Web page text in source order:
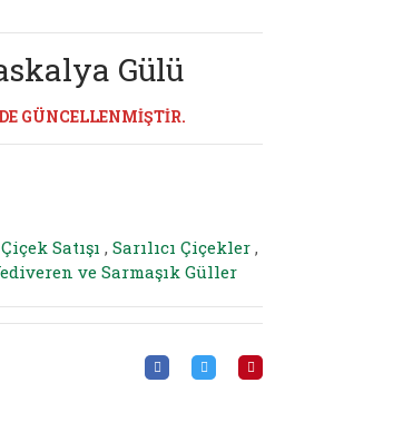
Gülü
GÜNCELLENMİŞTİR.
Satışı , Sarılıcı Çiçekler ,
ve Sarmaşık Güller